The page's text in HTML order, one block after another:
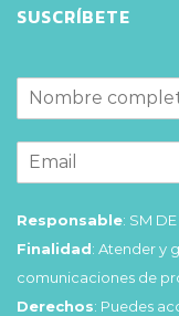
SUSCRÍBETE
Responsable: SM
Finalidad: Atender y
comunicaciones de
Derechos: Puedes